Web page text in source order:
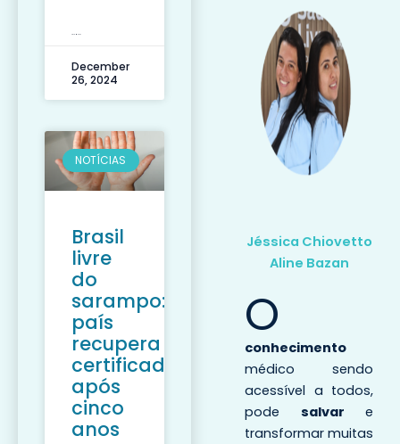
December
26, 2024
NOTÍCIAS
Brasil
livre
do
sarampo:
país
recupera
certificado
após
cinco
anos
Jéssica Chiovetto
Aline Bazan
O
conhecimento
médico sendo
acessível a todos,
pode salvar e
transformar muitas